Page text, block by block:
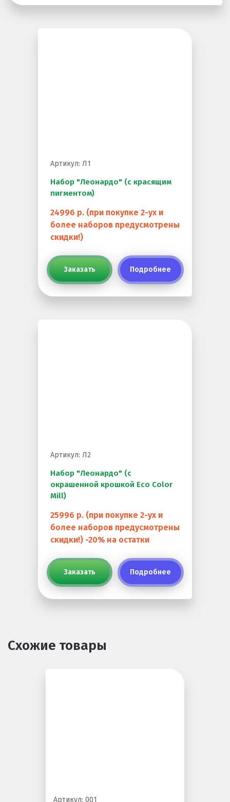
Резиновая плитка
Наборы для самостоятельной укладки
Цветная окрашенная крошка Eco Color Mill
Цветная окрашенная крошка EPDM
Черная SBR крошка
TPV крошка
Детские городки
Игровое оборудование для площадок
Клиенты и отзывы
Артикул: Л1
Набор "Леонардо" (с красящим
пигментом)
24996 р. (при покупке 2-ух и
более наборов предусмотрены
скидки!)
Заказать Подробнее
Артикул: Л2
Набор "Леонардо" (с
окрашенной крошкой Eco Color
Mill)
25996 р. (при покупке 2-ух и
более наборов предусмотрены
скидки!) -20% на остатки
Заказать Подробнее
Схожие товары
Артикул: 001